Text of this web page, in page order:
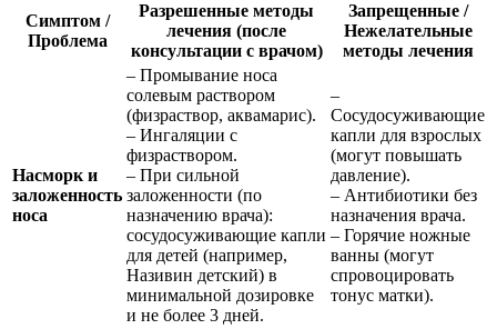
Симптом /
Проблема
Разрешенные методы
лечения (после
консультации с врачом)
Запрещенные /
Нежелательные
методы лечения
Насморк и
заложенность
носа
– Промывание носа
солевым раствором
(физраствор, аквамарис).
– Ингаляции с
физраствором.
– При сильной
заложенности (по
назначению врача):
сосудосуживающие капли
для детей (например,
Називин детский) в
минимальной дозировке
и не более 3 дней.
–
Сосудосуживающие
капли для взрослых
(могут повышать
давление).
– Антибиотики без
назначения врача.
– Горячие ножные
ванны (могут
спровоцировать
тонус матки).